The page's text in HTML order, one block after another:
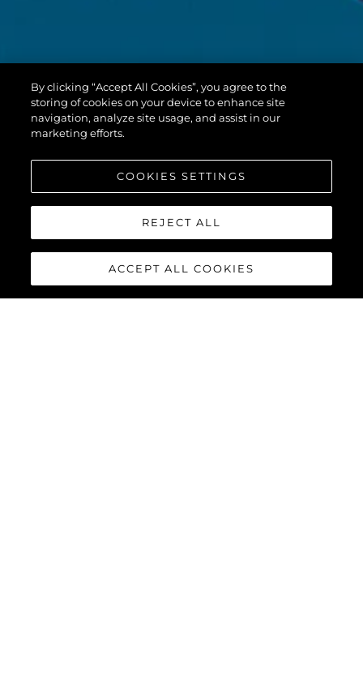
By clicking “Accept All Cookies”, you agree to the
storing of cookies on your device to enhance site
navigation, analyze site usage, and assist in our
marketing efforts.
COOKIES SETTINGS
REJECT ALL
ACCEPT ALL COOKIES